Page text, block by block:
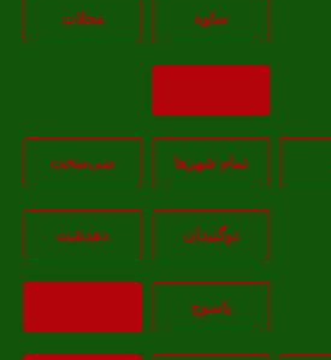
ساوه محلات
تمام شهر‌ها سی‌سخت
دوگنبدان دهدشت
ياسوج